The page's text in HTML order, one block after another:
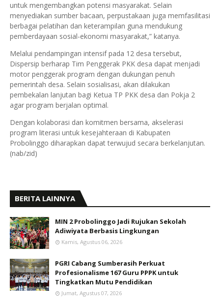
untuk mengembangkan potensi masyarakat. Selain
menyediakan sumber bacaan, perpustakaan juga memfasilitasi
berbagai pelatihan dan keterampilan guna mendukung
pemberdayaan sosial-ekonomi masyarakat,” katanya.
Melalui pendampingan intensif pada 12 desa tersebut,
Dispersip berharap Tim Penggerak PKK desa dapat menjadi
motor penggerak program dengan dukungan penuh
pemerintah desa. Selain sosialisasi, akan dilakukan
pembekalan lanjutan bagi Ketua TP PKK desa dan Pokja 2
agar program berjalan optimal.
Dengan kolaborasi dan komitmen bersama, akselerasi
program literasi untuk kesejahteraan di Kabupaten
Probolinggo diharapkan dapat terwujud secara berkelanjutan.
(nab/zid)
BERITA LAINNYA
MIN 2 Probolinggo Jadi Rujukan Sekolah
Adiwiyata Berbasis Lingkungan
Kamis, Agustus 06, 2026
PGRI Cabang Sumberasih Perkuat
Profesionalisme 167 Guru PPPK untuk
Tingkatkan Mutu Pendidikan
Jumat, Agustus 07, 2026